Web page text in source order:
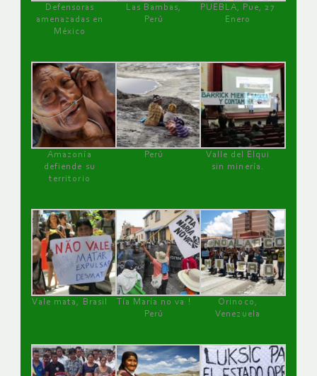
Defensoras
amenazadas en
México
Las Bambas,
Perú
PUEBLA, Pue, 27
Enero
Amazonía
defiende su
territorio
Perú
Valle del Elqui
sin minería.
Vale mata, Brasil
Tía María no va !
Perú
Orinoco,
Venezuela